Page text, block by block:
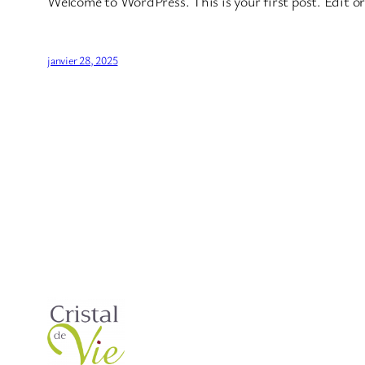
janvier 28, 2025